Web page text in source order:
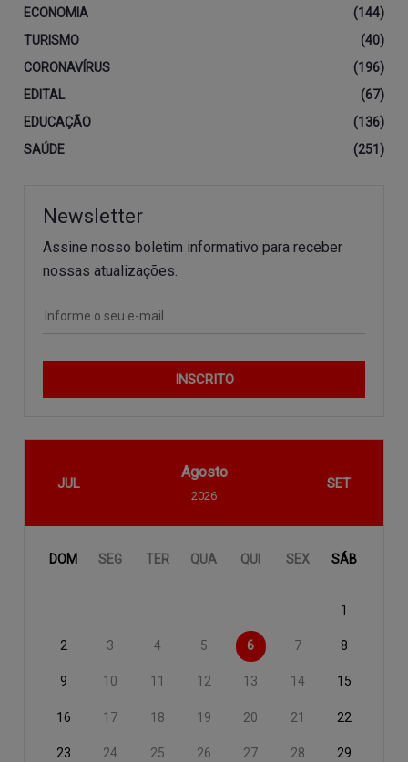
ECONOMIA
(144)
TURISMO
(40)
CORONAVÍRUS
(196)
EDITAL
(67)
EDUCAÇÃO
(136)
SAÚDE
(251)
Newsletter
Assine nosso boletim informativo para receber
nossas atualizações.
INSCRITO
JUL
Agosto
2026
SET
DOM SEG TER QUA QUI SEX SÁB
1
2 3 4 5 6 7 8
9 10 11 12 13 14 15
16 17 18 19 20 21 22
23 24 25 26 27 28 29